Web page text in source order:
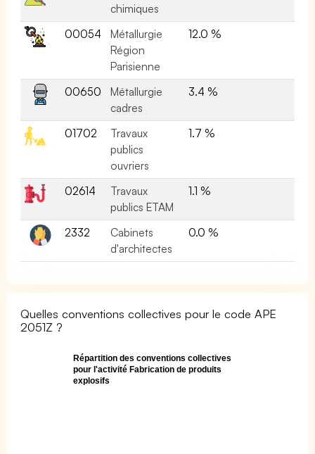
chimiques
00054
Métallurgie
Région
Parisienne
12.0 %
00650
Métallurgie
cadres
3.4 %
01702
Travaux
publics
ouvriers
1.7 %
02614
Travaux
publics ETAM
1.1 %
2332
Cabinets
d'architectes
0.0 %
Quelles conventions collectives pour le code APE
2051Z ?
Répartition des conventions collectives
pour l'activité Fabrication de produits
explosifs